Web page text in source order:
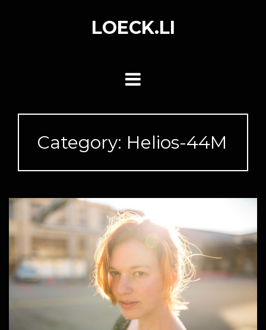
LOECK.LI
Category: Helios-44M